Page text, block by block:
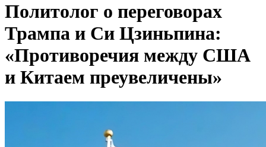
Политолог о переговорах
Трампа и Си Цзиньпина:
«Противоречия между США
и Китаем преувеличены»